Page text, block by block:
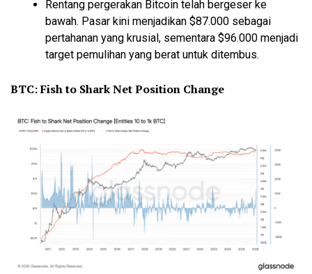
Rentang pergerakan Bitcoin telah bergeser ke
bawah. Pasar kini menjadikan $87.000 sebagai
pertahanan yang krusial, sementara $96.000 menjadi
target pemulihan yang berat untuk ditembus.
BTC: Fish to Shark Net Position Change